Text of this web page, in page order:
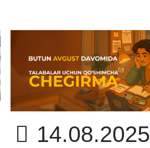
14.08.2025